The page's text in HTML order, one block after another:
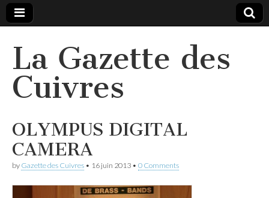
La Gazette des
Cuivres
OLYMPUS DIGITAL
CAMERA
by Gazette des Cuivres • 16 juin 2013 • 0 Comments